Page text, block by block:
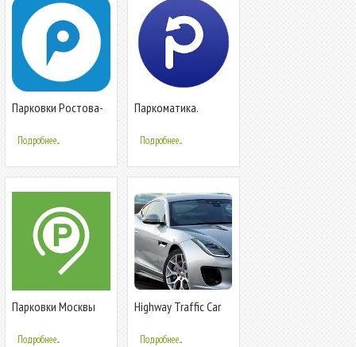
Парковки Ростова-
Подробнее...
Паркоматика.
Подробнее...
Парковки Москвы
Подробнее...
Highway Traffic Car
Подробнее...